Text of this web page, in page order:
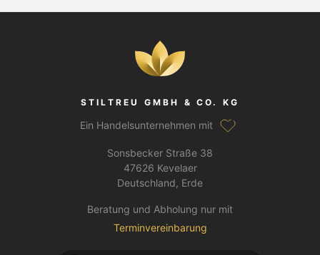
STILTREU GMBH & CO. KG
Ein Handelsunternehmen mit
Sonsbecker Straße 38
47626 Kevelaer
Deutschland, Erde
Beratung und Abholung nur mit
Terminvereinbarung